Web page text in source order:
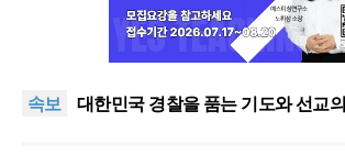
속보
한기연 “전쟁을 부르는 정책을 중단
27.8%, 중증 입원·재활 확충 과제
대한민국 경찰을 품는 기도와 선교